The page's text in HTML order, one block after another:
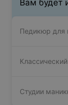
Вам будет
Педикюр для
Студии